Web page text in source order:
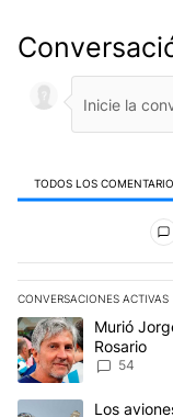
TODOS LOS
Todos los
CONVERSACIONES ACTIVAS
Este listado muestra
Un artículo deMurió
Rosario
54
Un artículo de
Los